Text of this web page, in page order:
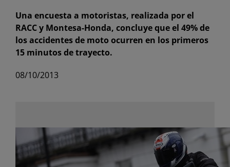
Una encuesta a motoristas, realizada por el
RACC y Montesa-Honda, concluye que el 49% de
los accidentes de moto ocurren en los primeros
15 minutos de trayecto.
08/10/2013